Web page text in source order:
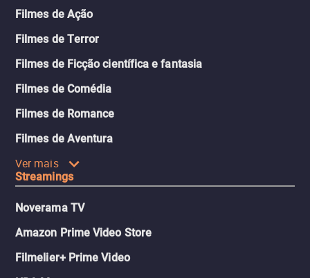
Filmes de Ação
Filmes de Terror
Filmes de Ficção científica e fantasia
Filmes de Comédia
Filmes de Romance
Filmes de Aventura
Ver mais
Streamings
Noverama TV
Amazon Prime Video Store
Filmelier+ Prime Video